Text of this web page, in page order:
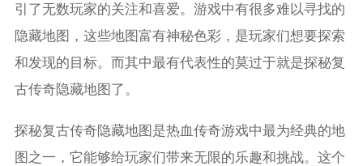
引了无数玩家的关注和喜爱。游戏中有很多难以寻找的
隐藏地图，这些地图富有神秘色彩，是玩家们想要探索
和发现的目标。而其中最有代表性的莫过于就是探秘复
古传奇隐藏地图了。
探秘复古传奇隐藏地图是热血传奇游戏中最为经典的地
图之一，它能够给玩家们带来无限的乐趣和挑战。这个